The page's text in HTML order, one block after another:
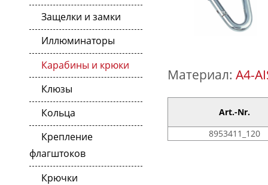
Защелки и замки
Иллюминаторы
Карабины и крюки
Клюзы
Кольца
Крепление
флагштоков
Крючки
Материал: A4-
Art.-Nr.
8953411_120